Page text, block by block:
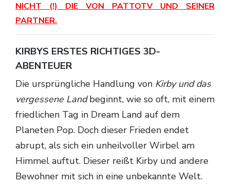
NICHT (!) DIE VON PATTOTV UND SEINER
PARTNER.
KIRBYS ERSTES RICHTIGES 3D-
ABENTEUER
Die ursprüngliche Handlung von Kirby und das
vergessene Landbeginnt, wie so oft, mit einem
friedlichen Tag in Dream Land auf dem
Planeten Pop. Doch dieser Frieden endet
abrupt, als sich ein unheilvoller Wirbel am
Himmel auftut. Dieser reißt Kirby und andere
Bewohner mit sich in eine unbekannte Welt.